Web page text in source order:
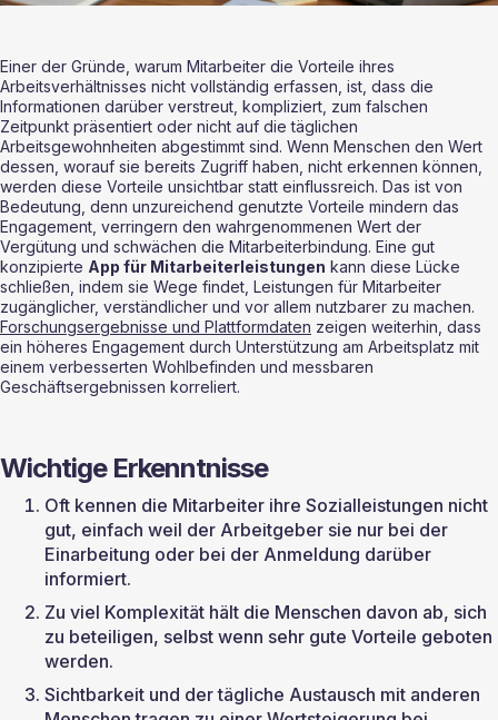
Einer der Gründe, warum Mitarbeiter die Vorteile ihres
Arbeitsverhältnisses nicht vollständig erfassen, ist, dass die
Informationen darüber verstreut, kompliziert, zum falschen
Zeitpunkt präsentiert oder nicht auf die täglichen
Arbeitsgewohnheiten abgestimmt sind. Wenn Menschen den Wert
dessen, worauf sie bereits Zugriff haben, nicht erkennen können,
werden diese Vorteile unsichtbar statt einflussreich. Das ist von
Bedeutung, denn unzureichend genutzte Vorteile mindern das
Engagement, verringern den wahrgenommenen Wert der
Vergütung und schwächen die Mitarbeiterbindung. Eine gut
konzipierte App für Mitarbeiterleistungen kann diese Lücke
schließen, indem sie Wege findet, Leistungen für Mitarbeiter
zugänglicher, verständlicher und vor allem nutzbarer zu machen.
Forschungsergebnisse und Plattformdaten zeigen weiterhin, dass
ein höheres Engagement durch Unterstützung am Arbeitsplatz mit
einem verbesserten Wohlbefinden und messbaren
Geschäftsergebnissen korreliert.
Wichtige Erkenntnisse
Oft kennen die Mitarbeiter ihre Sozialleistungen nicht
gut, einfach weil der Arbeitgeber sie nur bei der
Einarbeitung oder bei der Anmeldung darüber
informiert.
Zu viel Komplexität hält die Menschen davon ab, sich
zu beteiligen, selbst wenn sehr gute Vorteile geboten
werden.
Sichtbarkeit und der tägliche Austausch mit anderen